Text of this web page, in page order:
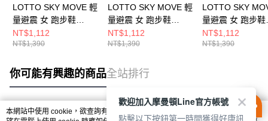
LOTTO SKY MOVE 輕
量避震 女 跑步鞋
LT5AWR0170
NT$1,112
NT$1,390
LOTTO SKY MOVE 輕
量避震 女 跑步鞋
LT5AWR0179
NT$1,112
NT$1,390
LOTTO SKY
量避震 女 跑步鞋
LT5AWR0176
NT$1,112
NT$1,390
你可能有興趣的商品全站排行
本網站中使用 cookie，欲查詢有關本網站使用 cookie 方式之詳情，及若您不希
歡迎加入摩曼頓Line官方帳號
點擊以下按鈕第一時間獲得好康訊